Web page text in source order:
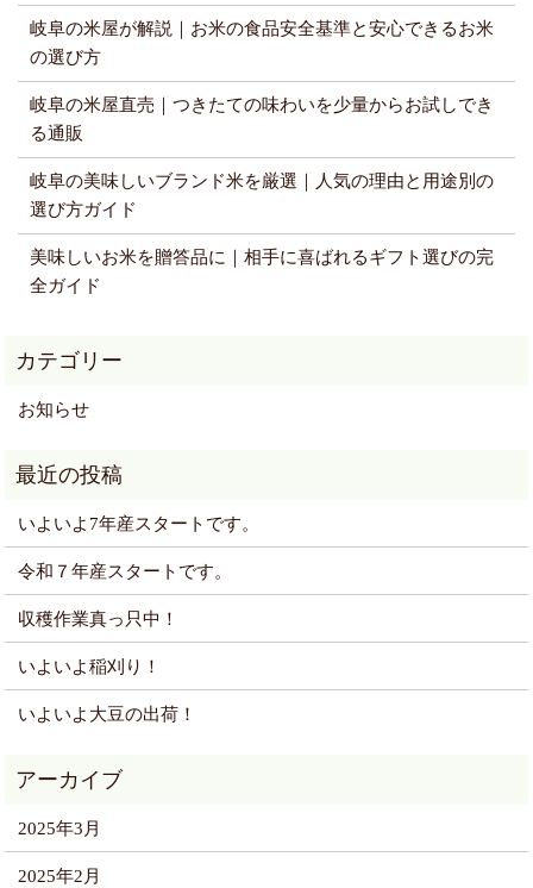
岐阜の米屋が解説｜お米の食品安全基準と安心できるお米
の選び方
岐阜の米屋直売｜つきたての味わいを少量からお試しでき
る通販
岐阜の美味しいブランド米を厳選｜人気の理由と用途別の
選び方ガイド
美味しいお米を贈答品に｜相手に喜ばれるギフト選びの完
全ガイド
お知らせ
いよいよ7年産スタートです。
令和７年産スタートです。
収穫作業真っ只中！
いよいよ稲刈り！
いよいよ大豆の出荷！
2025年3月
2025年2月